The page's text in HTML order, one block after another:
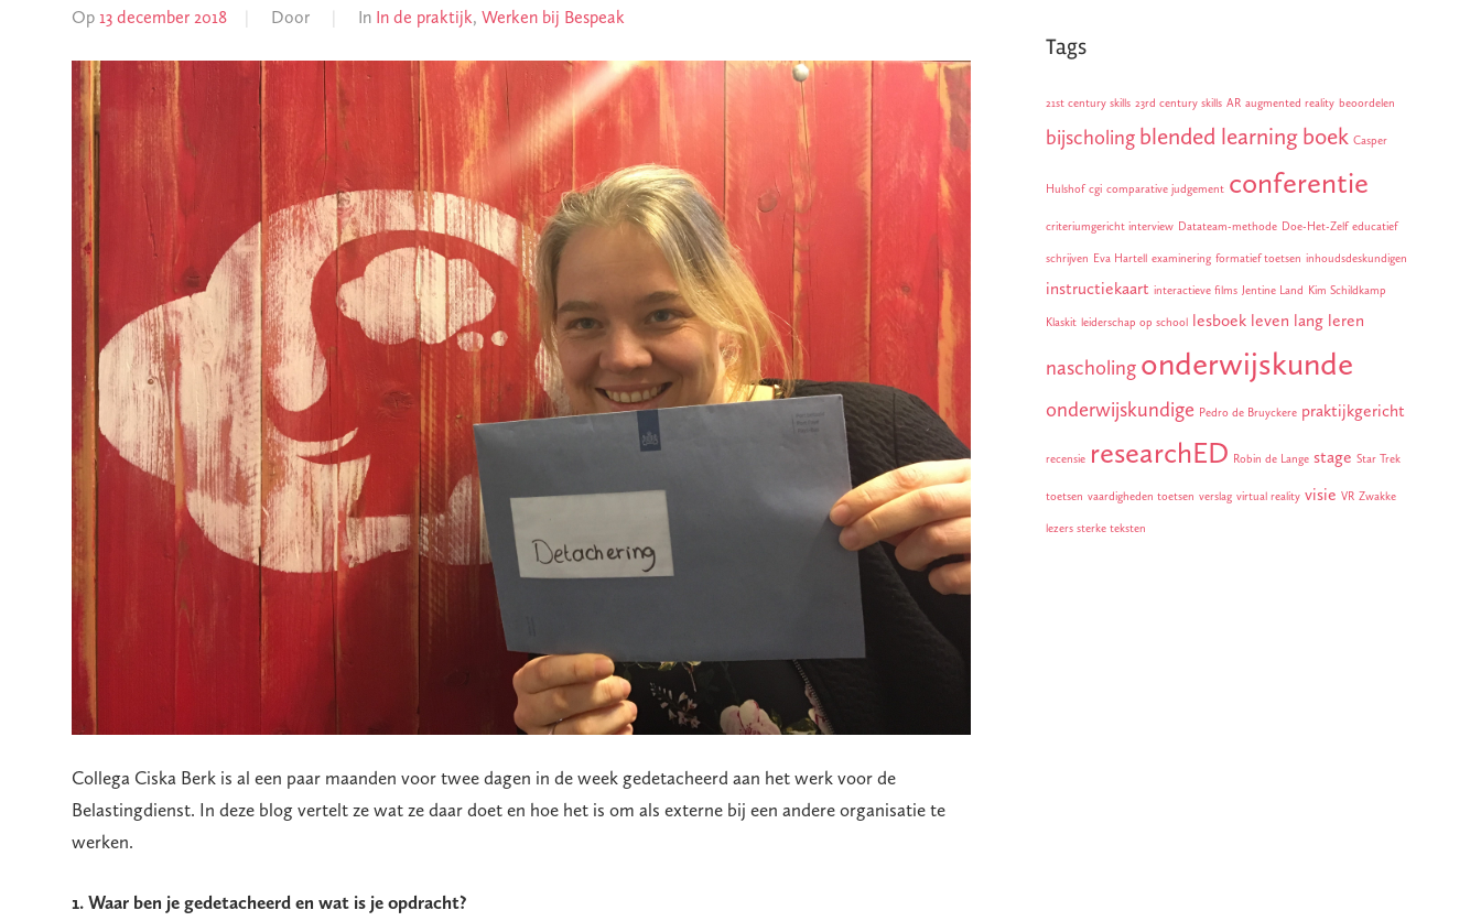
Op 13 december 2018 Door In In de praktijk, Werken bij Bespeak
Collega Ciska Berk is al een paar maanden voor twee dagen in de week gedetacheerd aan het werk voor de
Belastingdienst. In deze blog vertelt ze wat ze daar doet en hoe het is om als externe bij een andere organisatie te
werken.
1. Waar ben je gedetacheerd en wat is je opdracht?
Tags
21st century skills 23rd century skills AR augmented reality beoordelen
bijscholing blended learningboek Casper
Hulshof cgi comparative judgement conferentie
criteriumgericht interview Datateam-methode Doe-Het-Zelf educatief
schrijven Eva Hartell examinering formatief toetsen inhoudsdeskundigen
instructiekaart interactieve films Jentine Land Kim Schildkamp
Klaskit leiderschap op school lesboek leven lang leren
nascholing onderwijskunde
onderwijskundige Pedro de Bruyckere praktijkgericht
recensie researchED Robin de Lange stage Star Trek
toetsen vaardigheden toetsen verslag virtual reality visie VR Zwakke
lezers sterke teksten